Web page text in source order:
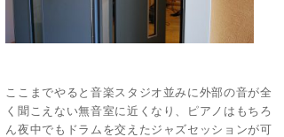
ここまでやると音楽スタジオ並みに外部の音が全
く聞こえない無音室に近くなり、ピアノはもちろ
ん夜中でもドラムを交えたジャズセッションが可